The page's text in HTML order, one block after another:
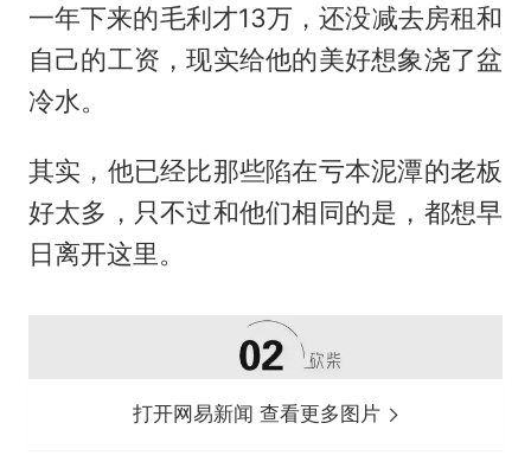
一年下来的毛利才13万，还没减去房租和
自己的工资，现实给他的美好想象浇了盆
冷水。
其实，他已经比那些陷在亏本泥潭的老板
好太多，只不过和他们相同的是，都想早
日离开这里。
打开网易新闻 查看更多图片